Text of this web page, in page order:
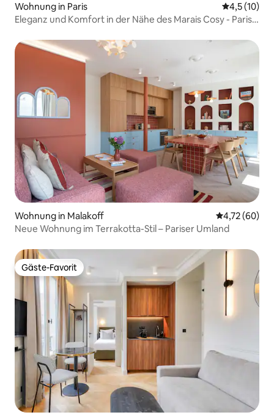
Wohnung in Paris
4,5 (10)
Eleganz und Komfort in der Nähe des Marais Cosy - Paris
Wohnung in Malakoff
4,72 (60)
Neue Wohnung im Terrakotta-Stil – Pariser Umland
Gäste-Favorit
Gäste-Favorit